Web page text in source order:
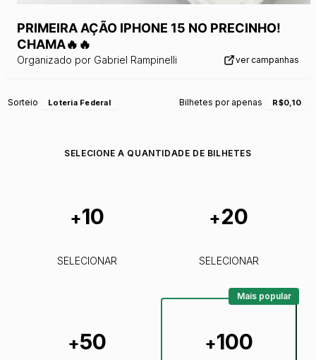
PRIMEIRA AÇÃO IPHONE 15 NO PRECINHO!
CHAMA🔥🔥
Organizado por Gabriel Rampinelli ver campanhas
Sorteio Loteria Federal Bilhetes por apenas R$0,10
SELECIONE A QUANTIDADE DE BILHETES
+10
SELECIONAR
+20
SELECIONAR
+50 +100
Mais popular